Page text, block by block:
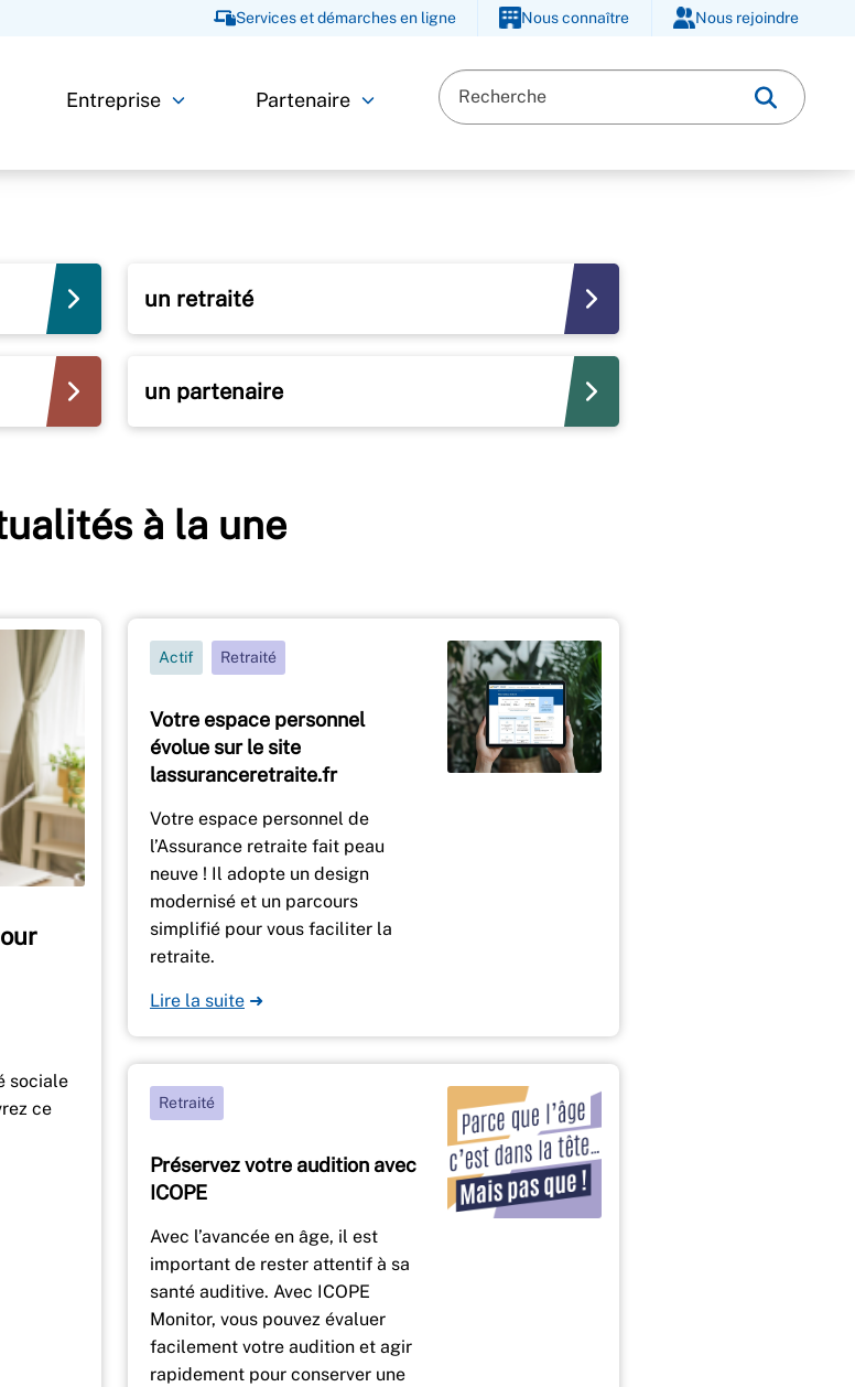
Services et démarches en ligne Nous connaître Nous rejoindre
Entreprise Partenaire
un retraité
un partenaire
à la une
sociale
ce
Votre espace personnel
évolue sur le site
lassuranceretraite.fr
Actif Retraité
Votre espace personnel de
l’Assurance retraite fait peau
neuve ! Il adopte un design
modernisé et un parcours
simplifié pour vous faciliter la
retraite.
Lire la suite ➜
Préservez votre audition avec
ICOPE
Retraité
Avec l’avancée en âge, il est
important de rester attentif à sa
santé auditive. Avec ICOPE
Monitor, vous pouvez évaluer
facilement votre audition et agir
rapidement pour conserver une